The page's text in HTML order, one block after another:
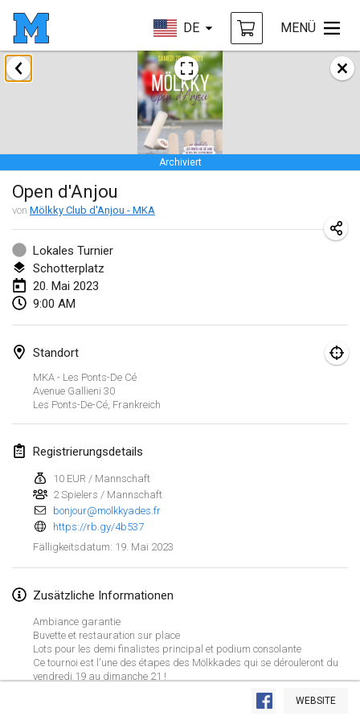
DE MENÜ
Liste anzeigen
Archiviert
Open d'Anjou
von Mölkky Club d'Anjou - MKA
Lokales Turnier
Schotterplatz
20. Mai 2023
9:00 AM
Standort
MKA - Les Ponts-De Cé
Avenue Gallieni 30
Les Ponts-De-Cé, Frankreich
Registrierungsdetails
10 EUR / Mannschaft
2 Spielers / Mannschaft
bonjour@molkkyades.fr
https://rb.gy/4b537
Fälligkeitsdatum: 19. Mai 2023
Zusätzliche Informationen
Ambiance garantie
Buvette et restauration sur place
Lots pour les demi finalistes principal et podium consolante
Ce tournoi est l'une des étapes des Mölkkades qui se dérouleront du
vendredi 19 au dimanche 21 !
WEBSITE
Januar 2023
LE Tournoi de Noël
Frankreich
Indoor Polish Championship - Halowe Mistrzostwa Polski w Mölkky
14. Jan. 2023
Tournoi Mixte ASPTTOM
21. Jan. 2023
Tournoi de Mölkky - Lesfous Dubâtonvaigeois
28. Jan. 2023
29. Jan. 2023
Februar 2023
4. Feb. 2023|Frankreich
SingeliDuppeli
4. Feb. 2023|Finnland
SM HalliMölkky - Finnish Championship
Indoor de la CASAS
18. Feb. 2023|Frankreich
Faschings-Mölkky